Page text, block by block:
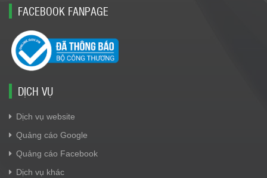
FACEBOOK FANPAGE
DỊCH VỤ
Dịch vụ website
Quảng cáo Google
Quảng cáo Facebook
Dịch vụ khác